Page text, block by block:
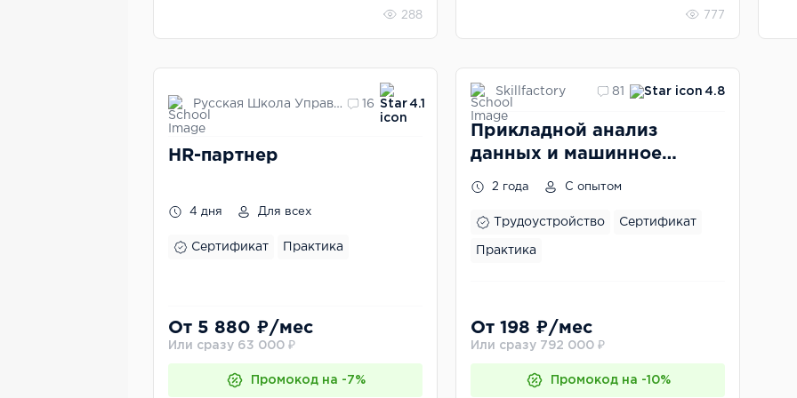
288 777
Русская Школа Управления 16 4.1
HR-партнер
4 дня Для всех
Сертификат Практика
От 5 880 ₽/мес
Или сразу 63 000 ₽
Промокод на -7%
Skillfactory 81 4.8
Прикладной анализ
данных и машинное
2 года С опытом
Трудоустройство Сертификат
Практика
От 198 ₽/мес
Или сразу 792 000 ₽
Промокод на -10%